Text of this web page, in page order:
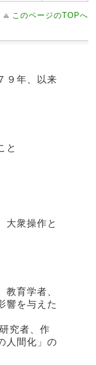
このページのTOPへ
９年、以来
と
衆操作と
育学者、
響を与えた
究者、作
人間化」の